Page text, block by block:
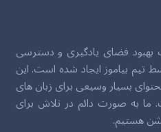
بهبود فضای یادگیری و دسترسی
تیم بیاموز ایجاد شده است. این
بسیار وسیعی برای زبان های
ما به صورت دائم در تلاش برای
هستیم.